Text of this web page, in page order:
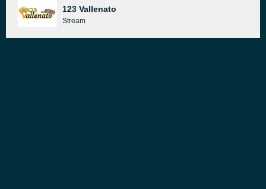
123 Vallenato
Stream